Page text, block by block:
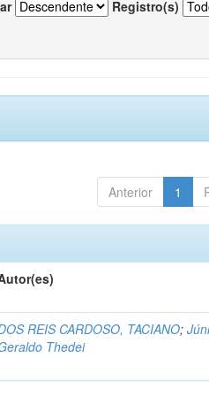
Registro(s)
Anterior 1
REIS CARDOSO, TACIANO;
Thedei